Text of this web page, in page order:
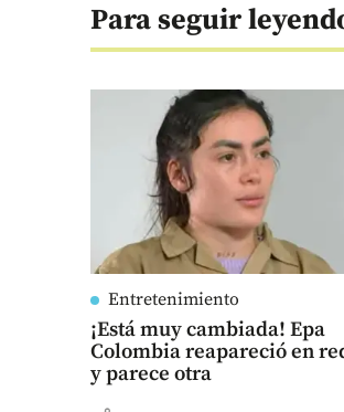
Para seguir
Entretenimiento
¡Está muy cambiada! Epa
Colombia reapareció en
y parece otra